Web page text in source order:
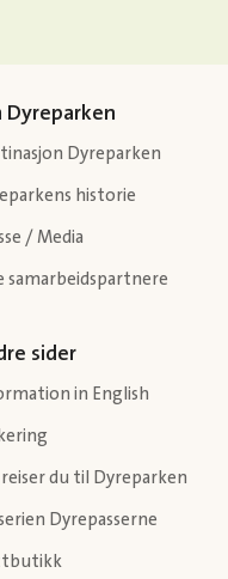
Dyreparken
Dyreparken
historie
/ Media
samarbeidspartnere
sider
in English
du til Dyreparken
Dyrepasserne